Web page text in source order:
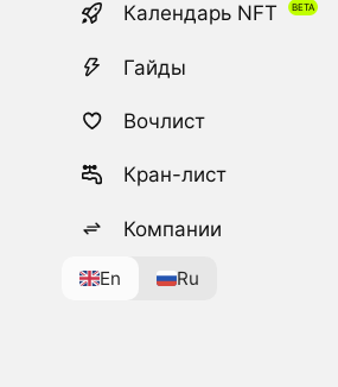
Календарь NFT
Гайды
Вочлист
Кран-лист
Компании
En Ru